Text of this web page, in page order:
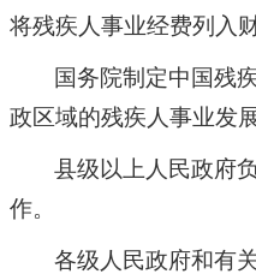
将残疾人事业经费列入
国务院制定中国残
政区域的残疾人事业发
县级以上人民政府
作。
各级人民政府和有